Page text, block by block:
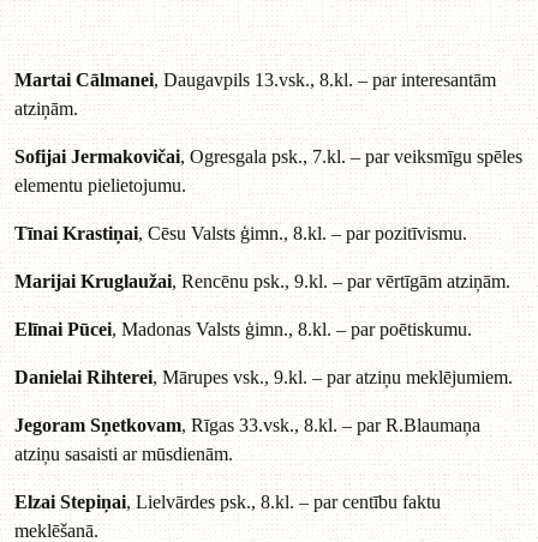
Martai Cālmanei, Daugavpils 13.vsk., 8.kl. – par interesantām
atziņām.
Sofijai Jermakovičai, Ogresgala psk., 7.kl. – par veiksmīgu spēles
elementu pielietojumu.
Tīnai Krastiņai, Cēsu Valsts ģimn., 8.kl. – par pozitīvismu.
Marijai Kruglaužai, Rencēnu psk., 9.kl. – par vērtīgām atziņām.
Elīnai Pūcei, Madonas Valsts ģimn., 8.kl. – par poētiskumu.
Danielai Rihterei, Mārupes vsk., 9.kl. – par atziņu meklējumiem.
Jegoram Sņetkovam, Rīgas 33.vsk., 8.kl. – par R.Blaumaņa
atziņu sasaisti ar mūsdienām.
Elzai Stepiņai, Lielvārdes psk., 8.kl. – par centību faktu
meklēšanā.